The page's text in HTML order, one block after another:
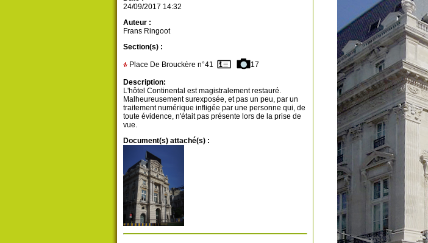
24/09/2017 14:32
Auteur :
Frans Ringoot
Section(s) :
Place De Brouckère n°41 17
Description:
L'hôtel Continental est magistralement restauré.
Malheureusement surexposée, et pas un peu, par un
traitement numérique infligée par une personne qui, de
toute évidence, n'était pas présente lors de la prise de
vue.
Document(s) attaché(s) :